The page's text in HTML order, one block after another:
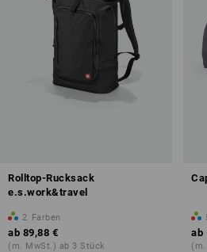
Rolltop-Rucksack
e.s.work&travel
2 Farben
ab 89,88 €
(m. MwSt.) ab 3 Stück
ab